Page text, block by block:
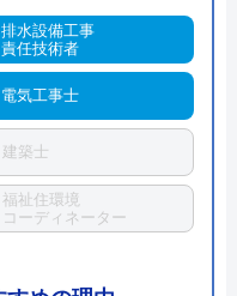
排水設備工事
責任技術者
電気工事士
建築士
福祉住環境
コーディネーター